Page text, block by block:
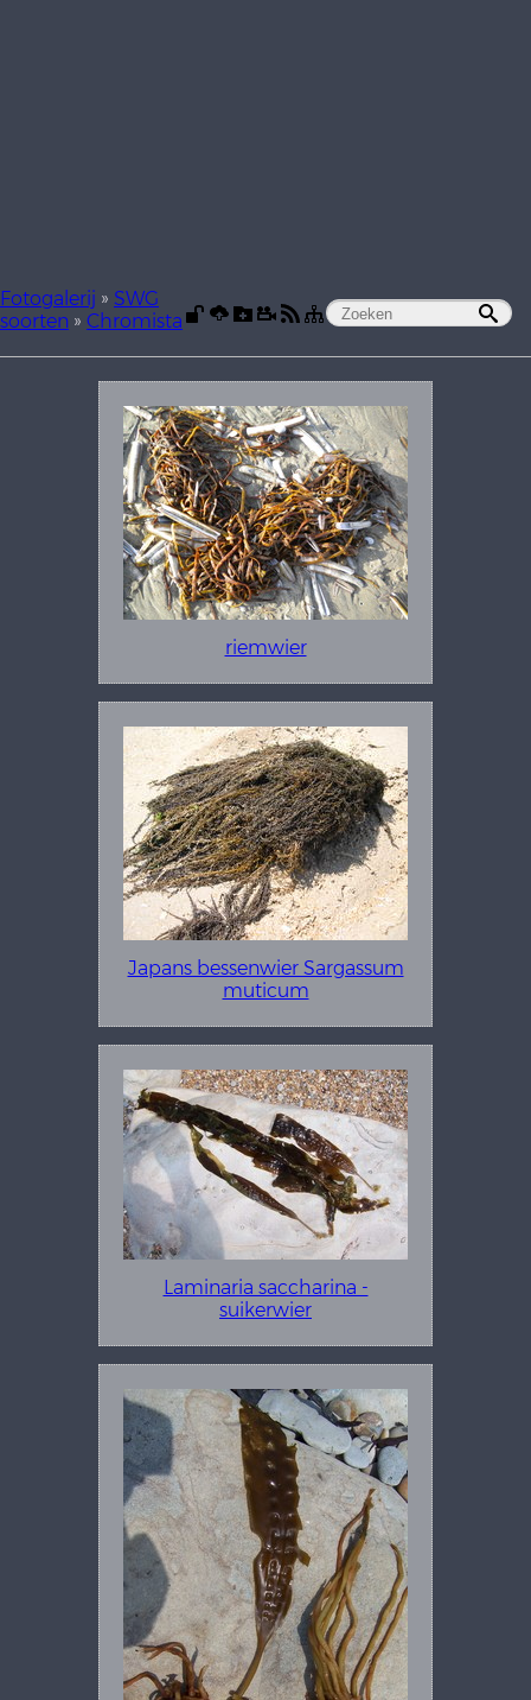
Fotogalerij » SWG
soorten » Chromista
riemwier
Japans bessenwier Sargassum
muticum
Laminaria saccharina -
suikerwier